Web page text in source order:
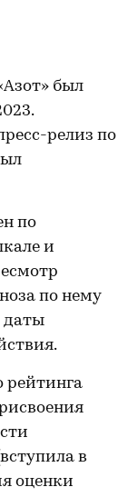
был
релиз по
по
и
по нему
даты
рейтинга
в
оценки